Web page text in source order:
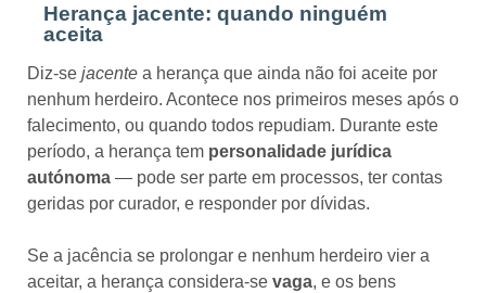
Herança jacente: quando ninguém
aceita
Diz-se jacente a herança que ainda não foi aceite por
nenhum herdeiro. Acontece nos primeiros meses após o
falecimento, ou quando todos repudiam. Durante este
período, a herança tem personalidade jurídica
autónoma — pode ser parte em processos, ter contas
geridas por curador, e responder por dívidas.
Se a jacência se prolongar e nenhum herdeiro vier a
aceitar, a herança considera-se vaga, e os bens